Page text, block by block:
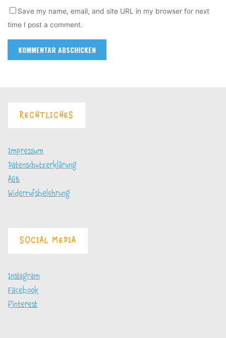
Save my name, email, and site URL in my browser for next
time I post a comment.
RECHTLICHES
Impressum
Datenschutzerklärung
AGB
Widerrufsbelehrung
SOCIAL MEDIA
Instagram
Facebook
Pinterest